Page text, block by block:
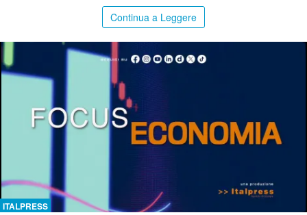
Continua a Leggere
ITALPRESS